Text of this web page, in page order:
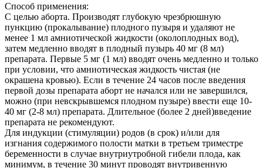
Способ применения:
С целью аборта. Производят глубокую чрезбрюшную
пункцию (прокалывание) плодного пузыря и удаляют не
менее 1 мл амниотической жидкости (околоплодных вод),
затем медленно вводят в плодный пузырь 40 мг (8 мл)
препарата. Первые 5 мг (1 мл) вводят очень медленно и только
при условии, что амниотическая жидкость чистая (не
окрашена кровью). Если в течение 24 часов после введения
первой дозы препарата аборт не начался или не завершился,
можно (при невскрывшемся плодном пузыре) ввести еще 10-
40 мг (2-8 мл) препарата. Длительное (более 2 дней)введение
препарата не рекомендуют.
Для индукции (стимуляции) родов (в срок) и/или для
изгнания содержимого полости матки в третьем триместре
беременности в случае внутриутробной гибели плода, как
минимум, в течение 30 минут проводят внутривенную